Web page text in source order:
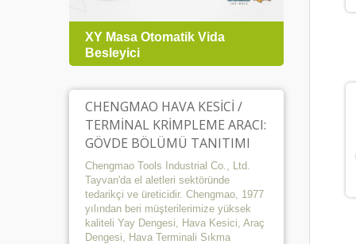
XY Masa Otomatik Vida
Besleyici
CHENGMAO HAVA KESICI /
TERMINAL KRIMPLEME ARACI:
GÖVDE BÖLÜMÜ TANITIMI
Chengmao Tools Industrial Co., Ltd.
Tayvan'da el aletleri sektöründe
tedarikçi ve üreticidir. Chengmao, 1977
yılından beri müşterilerimize yüksek
kaliteli Yay Dengesi, Hava Kesici, Araç
Dengesi, Hava Terminali Sıkma